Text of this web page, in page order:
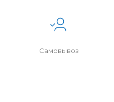
Самовывоз